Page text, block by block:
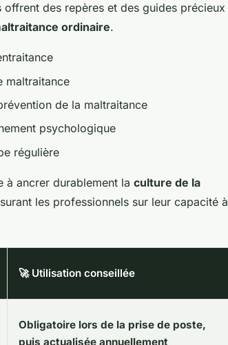
offrent des repères et des guides précieux
ordinaire.
maltraitance
de la maltraitance
psychologique
régulière
à ancrer durablement la culture de la
les professionnels sur leur capacité à
🚀 Utilisation conseillée
Obligatoire lors de la prise de poste,
puis actualisée annuellement